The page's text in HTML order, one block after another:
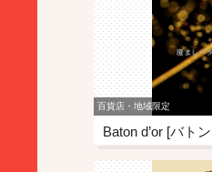
百貨店・地域限定
Baton d’or [バト